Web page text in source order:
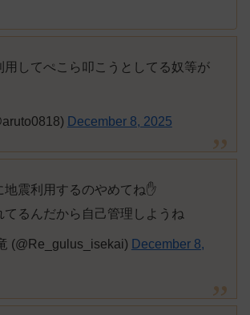
用してぺこら叩こうとしてる奴等が
December 8, 2025
地震利用するのやめてね✋
てるんだから自己管理しようね
(@Re_gulus_isekai) December 8,